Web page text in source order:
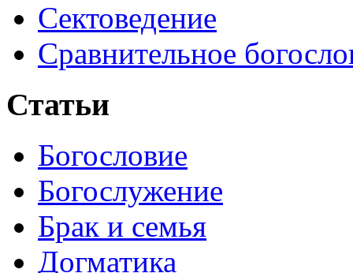
Сектоведение
Сравнительное
Статьи
Богословие
Богослужение
Брак и семья
Догматика